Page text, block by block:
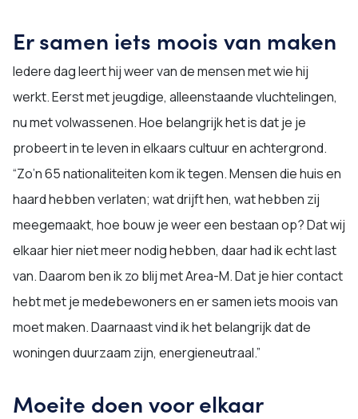
Er samen iets moois van maken
Iedere dag leert hij weer van de mensen met wie hij
werkt. Eerst met jeugdige, alleenstaande vluchtelingen,
nu met volwassenen. Hoe belangrijk het is dat je je
probeert in te leven in elkaars cultuur en achtergrond.
“Zo’n 65 nationaliteiten kom ik tegen. Mensen die huis en
haard hebben verlaten; wat drijft hen, wat hebben zij
meegemaakt, hoe bouw je weer een bestaan op? Dat wij
elkaar hier niet meer nodig hebben, daar had ik echt last
van. Daarom ben ik zo blij met Area-M. Dat je hier contact
hebt met je medebewoners en er samen iets moois van
moet maken. Daarnaast vind ik het belangrijk dat de
woningen duurzaam zijn, energieneutraal.”
Moeite doen voor elkaar